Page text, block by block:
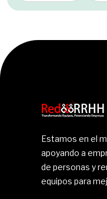
Estamos en el
apoyando a
de personas y
equipos para